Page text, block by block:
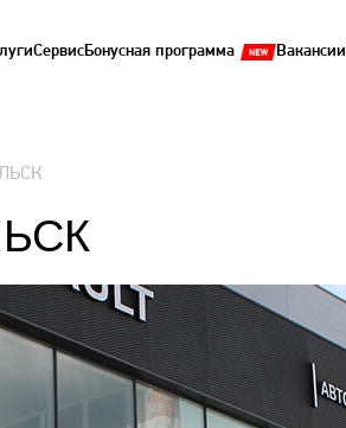
СервисБонусная программа Вакансии